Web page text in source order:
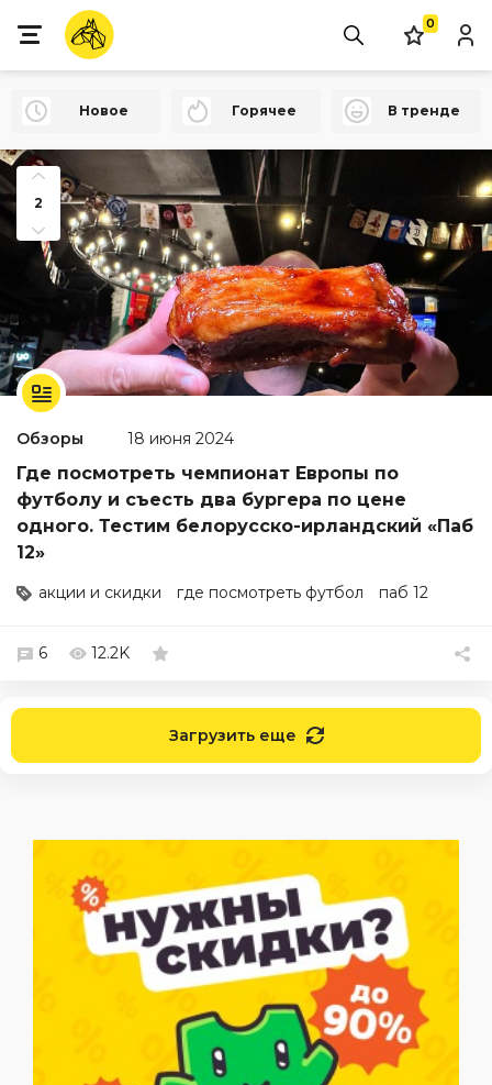
0
Новое Горячее В тренде
2
Обзоры 18 июня 2024
Где посмотреть чемпионат Европы по
футболу и съесть два бургера по цене
одного. Тестим белорусско-ирландский «Паб
12»
акции и скидки где посмотреть футбол паб 12
6 12.2K
Загрузить еще